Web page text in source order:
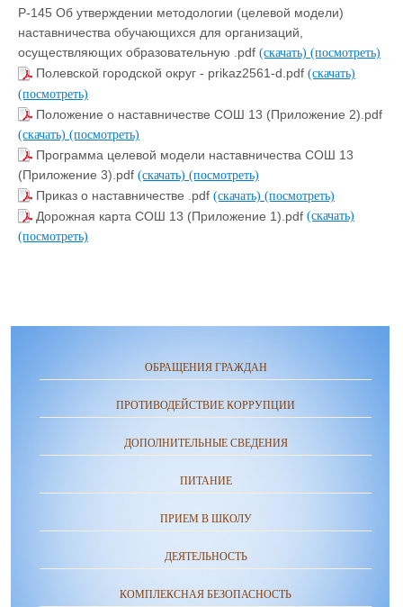
Р-145 Об утверждении методологии (целевой модели)
наставничества обучающихся для организаций,
осуществляющих образовательную .pdf (скачать) (посмотреть)
Полевской городской округ - prikaz2561-d.pdf (скачать)
(посмотреть)
Положение о наставничестве СОШ 13 (Приложение 2).pdf
(скачать) (посмотреть)
Программа целевой модели наставничества СОШ 13
(Приложение 3).pdf (скачать) (посмотреть)
Приказ о наставничестве .pdf (скачать) (посмотреть)
Дорожная карта СОШ 13 (Приложение 1).pdf (скачать)
(посмотреть)
ОБРАЩЕНИЯ ГРАЖДАН
ПРОТИВОДЕЙСТВИЕ КОРРУПЦИИ
ДОПОЛНИТЕЛЬНЫЕ СВЕДЕНИЯ
ПИТАНИЕ
ПРИЕМ В ШКОЛУ
ДЕЯТЕЛЬНОСТЬ
КОМПЛЕКСНАЯ БЕЗОПАСНОСТЬ